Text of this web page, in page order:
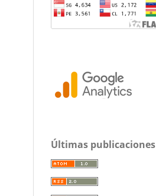
Últimas publicaciones